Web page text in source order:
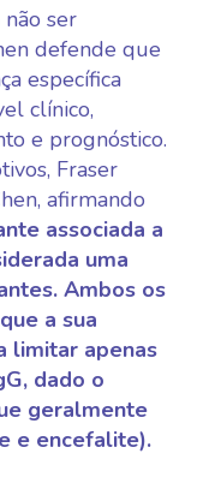
ser
defende que
específica
clínico,
e prognóstico.
Fraser
afirmando
associada a
uma
Ambos os
a sua
limitar apenas
dado o
geralmente
e encefalite).